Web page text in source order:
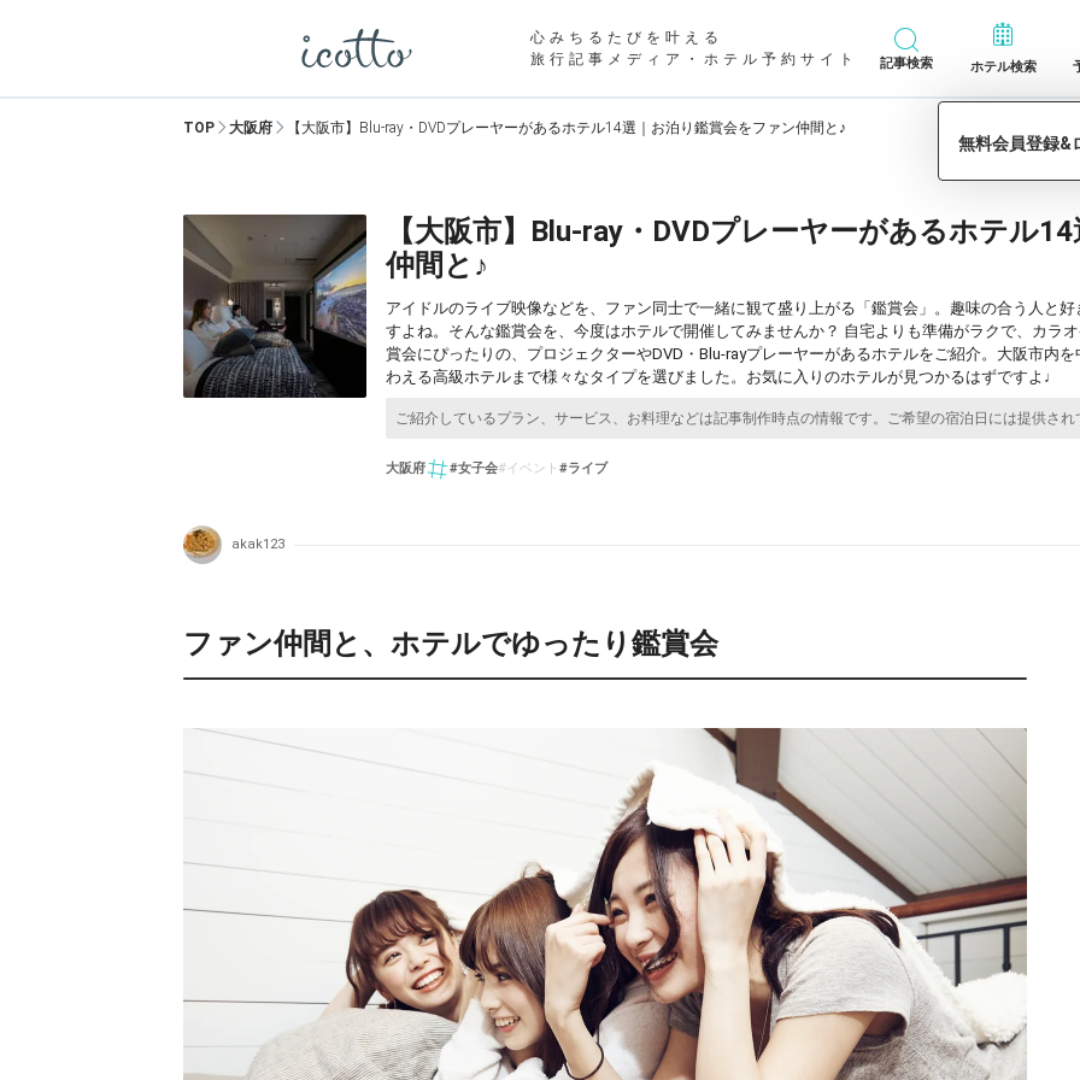
心みちるたびを叶える
旅行記事メディア・ホテル予約サイト
記事検索 ホテル検索
TOP 大阪府 【大阪市】Blu-ray・DVDプレーヤーがあるホテル14選｜お泊り鑑賞会をファン仲間と♪
【大阪市】Blu-ray・DVDプレーヤーがあるホテル
仲間と♪
アイドルのライブ映像などを、ファン同士で一緒に観て盛り上がる「鑑賞会」。趣味の合う人と
すよね。そんな鑑賞会を、今度はホテルで開催してみませんか？ 自宅よりも準備がラクで、カラ
賞会にぴったりの、プロジェクターやDVD・Blu-rayプレーヤーがあるホテルをご紹介。大阪市内
わえる高級ホテルまで様々なタイプを選びました。お気に入りのホテルが見つかるはずですよ♩
大阪府 #女子会#イベント #ライブ
akak123
ファン仲間と、ホテルでゆったり鑑賞会